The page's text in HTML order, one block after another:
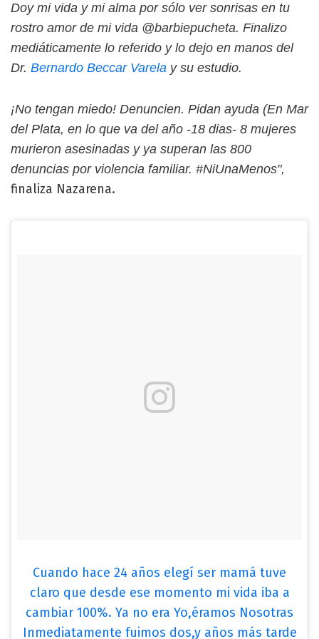
Doy mi vida y mi alma por sólo ver sonrisas en tu
rostro amor de mi vida @barbiepucheta. Finalizo
mediáticamente lo referido y lo dejo en manos del
Dr. Bernardo Beccar Varela y su estudio.
¡No tengan miedo! Denuncien. Pidan ayuda (En Mar
del Plata, en lo que va del año -18 dias- 8 mujeres
murieron asesinadas y ya superan las 800
denuncias por violencia familiar. #NiUnaMenos",
finaliza Nazarena.
Cuando hace 24 años elegí ser mamá tuve
claro que desde ese momento mi vida iba a
cambiar 100%. Ya no era Yo,éramos Nosotras
Inmediatamente fuimos dos,y años más tarde